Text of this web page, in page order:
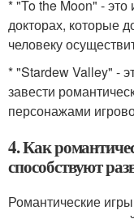
* "To the Moon" - это
докторах, которые
человеку
* "Stardew Valley" -
завести
персонажами
4. Как
способствуют
Романтические